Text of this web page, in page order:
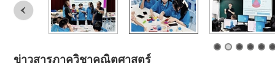
ข่าวสารภาควิชาคณิตศาสตร์